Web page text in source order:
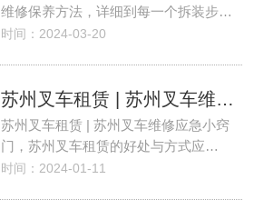
维修保养方法，详细到每一个拆装步…
时间：2024-03-20
苏州叉车租赁 | 苏州叉车维修应急小窍门，苏州叉车租赁的好处与方式
苏州叉车租赁 | 苏州叉车维修应急小窍
门，苏州叉车租赁的好处与方式应…
时间：2024-01-11